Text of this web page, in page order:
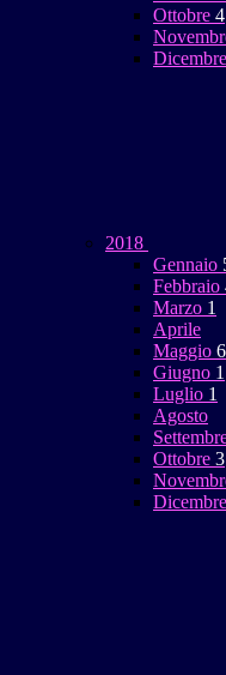
Ottobre 4
Dicembre
2018
Gennaio
Febbraio
Marzo 1
Aprile
Maggio 6
Giugno 1
Luglio 1
Agosto
Ottobre 3
Dicembre